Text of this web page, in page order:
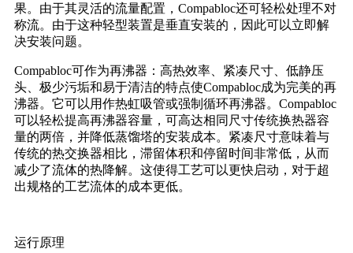
果。由于其灵活的流量配置，Compabloc还可轻松处理不对
称流。由于这种轻型装置是垂直安装的，因此可以立即解
决安装问题。
Compabloc可作为再沸器：高热效率、紧凑尺寸、低静压
头、极少污垢和易于清洁的特点使Compabloc成为完美的再
沸器。它可以用作热虹吸管或强制循环再沸器。Compabloc
可以轻松提高再沸器容量，可高达相同尺寸传统换热器容
量的两倍，并降低蒸馏塔的安装成本。紧凑尺寸意味着与
传统的热交换器相比，滞留体积和停留时间非常低，从而
减少了流体的热降解。这使得工艺可以更快启动，对于超
出规格的工艺流体的成本更低。
运行原理